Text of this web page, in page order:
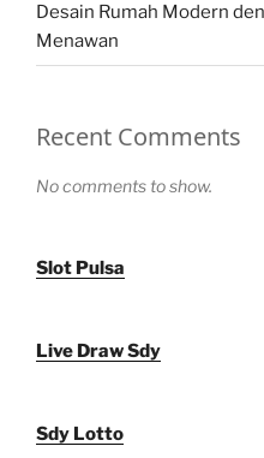
Desain Rumah Modern
Menawan
Recent Comments
No comments to show.
Slot Pulsa
Live Draw Sdy
Sdy Lotto